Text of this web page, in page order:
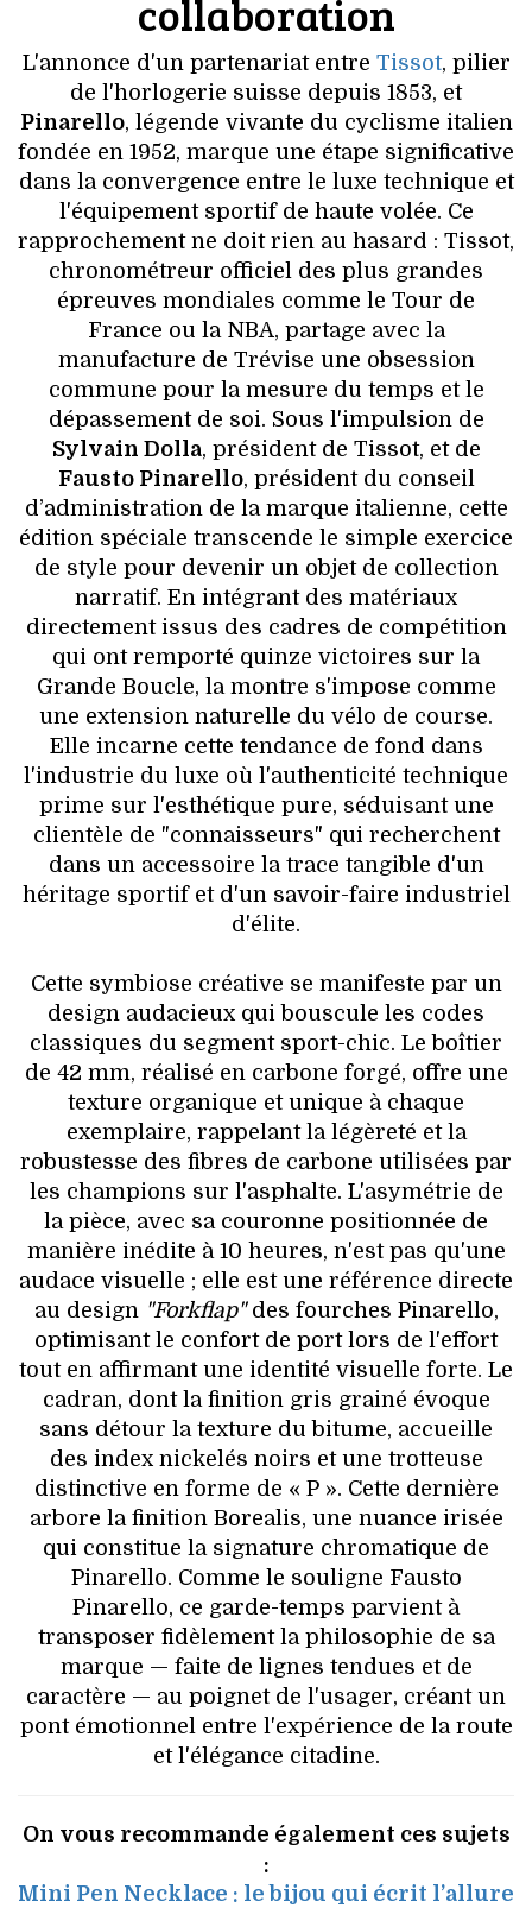
collaboration
L'annonce d'un partenariat entre Tissot, pilier
de l'horlogerie suisse depuis 1853, et
Pinarello, légende vivante du cyclisme italien
fondée en 1952, marque une étape significative
dans la convergence entre le luxe technique et
l'équipement sportif de haute volée. Ce
rapprochement ne doit rien au hasard : Tissot,
chronométreur officiel des plus grandes
épreuves mondiales comme le Tour de
France ou la NBA, partage avec la
manufacture de Trévise une obsession
commune pour la mesure du temps et le
dépassement de soi. Sous l'impulsion de
Sylvain Dolla, président de Tissot, et de
Fausto Pinarello, président du conseil
d’administration de la marque italienne, cette
édition spéciale transcende le simple exercice
de style pour devenir un objet de collection
narratif. En intégrant des matériaux
directement issus des cadres de compétition
qui ont remporté quinze victoires sur la
Grande Boucle, la montre s'impose comme
une extension naturelle du vélo de course.
Elle incarne cette tendance de fond dans
l'industrie du luxe où l'authenticité technique
prime sur l'esthétique pure, séduisant une
clientèle de "connaisseurs" qui recherchent
dans un accessoire la trace tangible d'un
héritage sportif et d'un savoir-faire industriel
d'élite.
Cette symbiose créative se manifeste par un
design audacieux qui bouscule les codes
classiques du segment sport-chic. Le boîtier
de 42 mm, réalisé en carbone forgé, offre une
texture organique et unique à chaque
exemplaire, rappelant la légèreté et la
robustesse des fibres de carbone utilisées par
les champions sur l'asphalte. L'asymétrie de
la pièce, avec sa couronne positionnée de
manière inédite à 10 heures, n'est pas qu'une
audace visuelle ; elle est une référence directe
au design "Forkflap"des fourches Pinarello,
optimisant le confort de port lors de l'effort
tout en affirmant une identité visuelle forte. Le
cadran, dont la finition gris grainé évoque
sans détour la texture du bitume, accueille
des index nickelés noirs et une trotteuse
distinctive en forme de « P ». Cette dernière
arbore la finition Borealis, une nuance irisée
qui constitue la signature chromatique de
Pinarello. Comme le souligne Fausto
Pinarello, ce garde-temps parvient à
transposer fidèlement la philosophie de sa
marque — faite de lignes tendues et de
caractère — au poignet de l'usager, créant un
pont émotionnel entre l'expérience de la route
et l'élégance citadine.
On vous recommande également ces sujets
:
Mini Pen Necklace : le bijou qui écrit l’allure